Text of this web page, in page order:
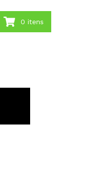
0 itens